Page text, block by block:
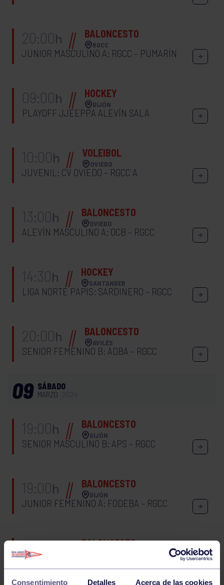
Consentimiento Detalles Acerca de las cookies
20:00h BALONCESTO
RGCC
JUNIOR MASCULINO A: RGCC – PUMARÍN
09:00h HOCKEY
GIJÓN
PLAYOFF JJEEPPA ALEVÍN SALA
10:00h VOLEIBOL
OVIEDO
JUVENIL: CV OVIEDO – RGCC A
13:00h BALONCESTO
OVIEDO
ALEVÍN MASCULINO A: OCB – RGCC
14:30h HOCKEY
SANTANDER
LIGA NORTE PAPIS: SARDINERO – RGCC
20:00h BALONCESTO
AVILÉS
SENIOR FEMENINO B: ADBA – RGCC
09 SÁBADO
MARZO
19:00h BALONCESTO
GIJÓN
SENIOR MASCULINO B: APS – RGCC
19:00h BALONCESTO
GIJÓN
JUNIOR FEMENINO A: FODEBA – RGCC
19:00 BALONCESTO
JUNIOR MASCULINO B: PUMARÍN – RGCC